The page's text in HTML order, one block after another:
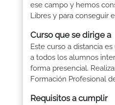
ese campo y hemos
Libres y para conseguir
Curso que se dirige a
Este curso a distancia
a todos los alumnos
forma presencial.
Formación Profesional
Requisitos a cumplir